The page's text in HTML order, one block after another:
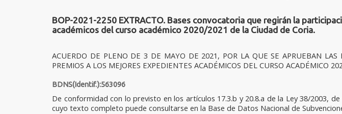
BOP-2021-2250 EXTRACTO. Bases convocatoria que regirán la
académicos del curso académico 2020/2021 de la Ciudad de Coria.
ACUERDO DE PLENO DE 3 DE MAYO DE 2021, POR LA QUE SE APRUEBAN LAS
PREMIOS A LOS MEJORES EXPEDIENTES ACADÉMICOS DEL CURSO ACADÉMICO
BDNS(Identif.):563096
De conformidad con lo previsto en los artículos 17.3.b y 20.8.a de la Ley 38/2003,
cuyo texto completo puede consultarse en la Base de Datos Nacional de